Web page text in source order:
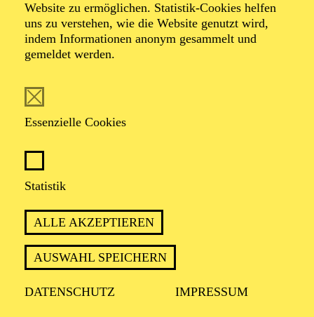
Website zu ermöglichen. Statistik-Cookies helfen
uns zu verstehen, wie die Website genutzt wird,
indem Informationen anonym gesammelt und
gemeldet werden.
Essenzielle Cookies
Statistik
ALLE AKZEPTIEREN
AUSWAHL SPEICHERN
DATENSCHUTZ IMPRESSUM
TICKETS
Beschreibung